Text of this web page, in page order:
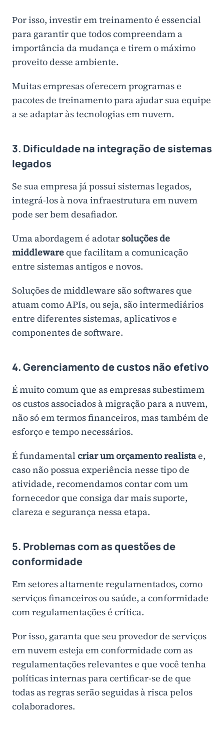
Por isso, investir em treinamento é essencial
para garantir que todos compreendam a
importância da mudança e tirem o máximo
proveito desse ambiente.
Muitas empresas oferecem programas e
pacotes de treinamento para ajudar sua equipe
a se adaptar às tecnologias em nuvem.
3. Dificuldade na integração de sistemas
legados
Se sua empresa já possui sistemas legados,
integrá-los à nova infraestrutura em nuvem
pode ser bem desafiador.
Uma abordagem é adotarsoluções de
middlewareque facilitam a comunicação
entre sistemas antigos e novos.
Soluções de middleware são softwares que
atuam como APIs, ou seja, são intermediários
entre diferentes sistemas, aplicativos e
componentes de software.
4. Gerenciamento de custos não efetivo
É muito comum que as empresas subestimem
os custos associados à migração para a nuvem,
não só em termos financeiros, mas também de
esforço e tempo necessários.
É fundamentalcriar um orçamento realistae,
caso não possua experiência nesse tipo de
atividade, recomendamos contar com um
fornecedor que consiga dar mais suporte,
clareza e segurança nessa etapa.
5. Problemas com as questões de
conformidade
Em setores altamente regulamentados, como
serviços financeiros ou saúde, a conformidade
com regulamentações é crítica.
Por isso, garanta que seu provedor de serviços
em nuvem esteja em conformidade com as
regulamentações relevantes e que você tenha
políticas internas para certificar-se de que
todas as regras serão seguidas à risca pelos
colaboradores.